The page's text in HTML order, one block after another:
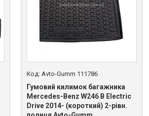
Avto-Gumm 111786
Гумовий килимок багажника
Mercedes-Benz W246 B Electric
Drive 2014- (короткий) 2-рівн.